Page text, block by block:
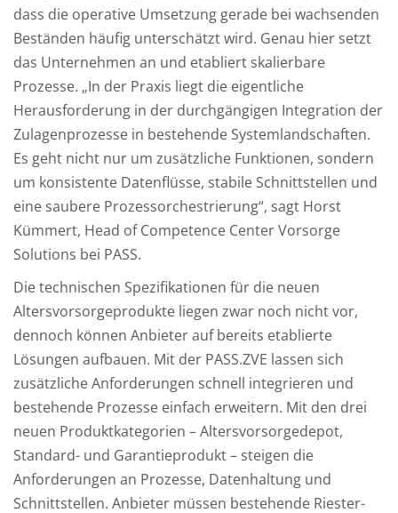
dass die operative Umsetzung gerade bei wachsenden
Beständen häufig unterschätzt wird. Genau hier setzt
das Unternehmen an und etabliert skalierbare
Prozesse. „In der Praxis liegt die eigentliche
Herausforderung in der durchgängigen Integration der
Zulagenprozesse in bestehende Systemlandschaften.
Es geht nicht nur um zusätzliche Funktionen, sondern
um konsistente Datenflüsse, stabile Schnittstellen und
eine saubere Prozessorchestrierung“, sagt Horst
Kümmert, Head of Competence Center Vorsorge
Solutions bei PASS.
Die technischen Spezifikationen für die neuen
Altersvorsorgeprodukte liegen zwar noch nicht vor,
dennoch können Anbieter auf bereits etablierte
Lösungen aufbauen. Mit der PASS.ZVE lassen sich
zusätzliche Anforderungen schnell integrieren und
bestehende Prozesse einfach erweitern. Mit den drei
neuen Produktkategorien – Altersvorsorgedepot,
Standard- und Garantieprodukt – steigen die
Anforderungen an Prozesse, Datenhaltung und
Schnittstellen. Anbieter müssen bestehende Riester-